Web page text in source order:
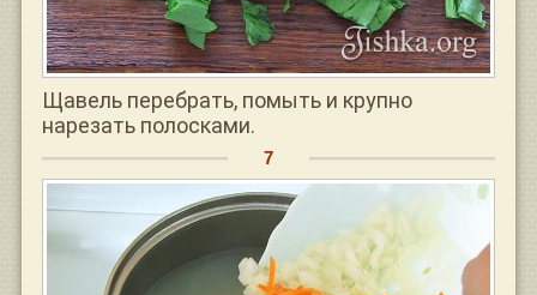
Щавель перебрать, помыть и крупно
нарезать полосками.